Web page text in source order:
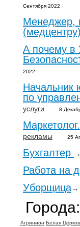
Сентября 2022
Менеджер,
А почему в
2022
Начальник
по
услуги 8
рекламы
25
Бухгалтер →
Работа на
Уборщица→
Города:
Агринион Белая